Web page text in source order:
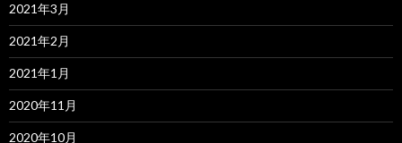
2021年3月
2021年2月
2021年1月
2020年11月
2020年10月